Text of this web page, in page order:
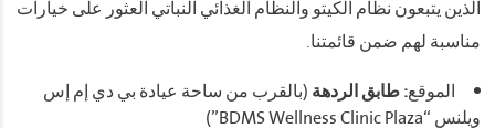
الذين يتبعون نظام الكيتو والنظام الغذائي النباتي العثور على خيارات
مناسبة لهم ضمن قائمتنا.
الموقع: طابق الردهة(بالقرب من ساحة عيادة بي دي إم إس
ويلنس “BDMS Wellness Clinic Plaza”)